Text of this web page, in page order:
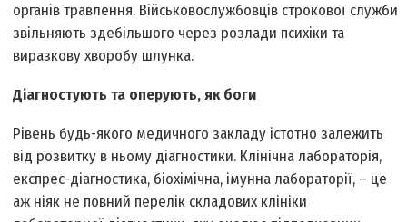
органів травлення. Військовослужбовців строкової служби
звільняють здебільшого через розлади психіки та
виразкову хворобу шлунка.
Діагностують та оперують, як боги
Рівень будь-якого медичного закладу істотно залежить
від розвитку в ньому діагностики. Клінічна лабораторія,
експрес-діагностика, біохімічна, імунна лабораторії, – це
аж ніяк не повний перелік складових клініки